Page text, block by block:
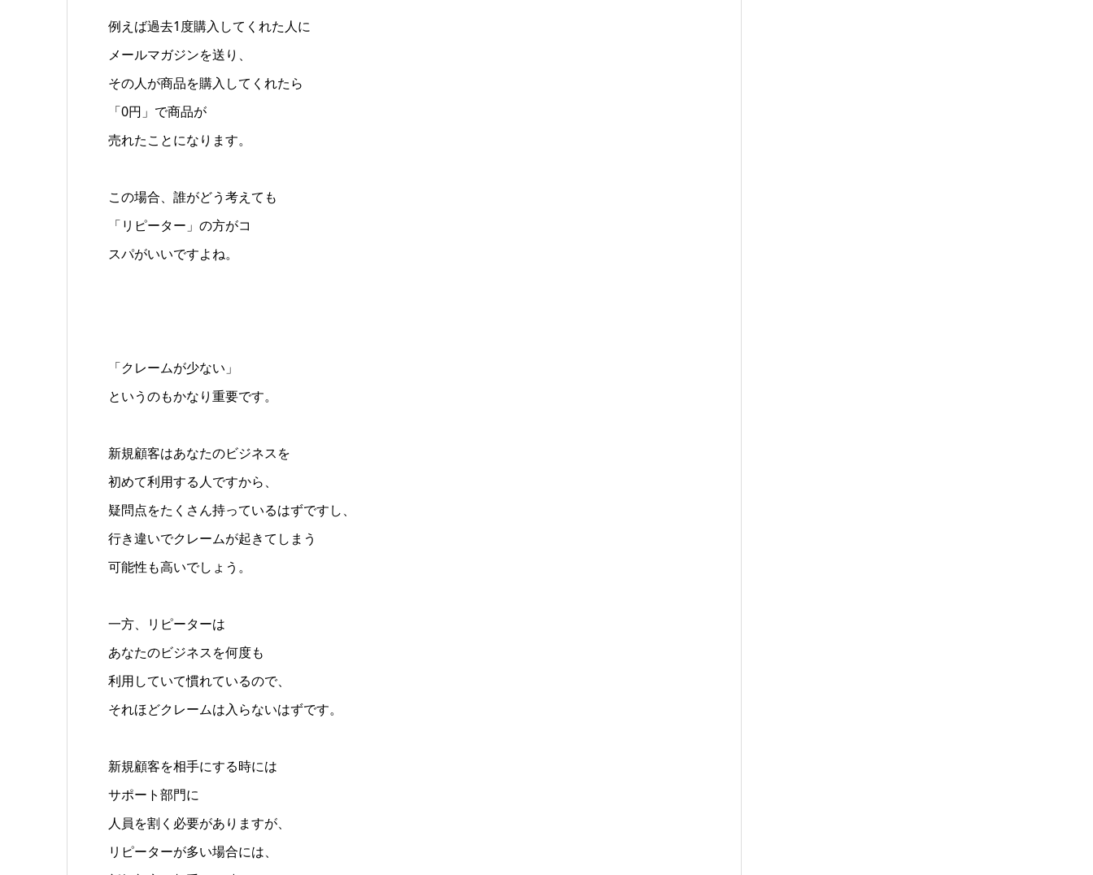
例えば過去1度購入してくれた人に
メールマガジンを送り、
その人が商品を購入してくれたら
「0円」で商品が
売れたことになります。
この場合、誰がどう考えても
「リピーター」の方がコ
スパがいいですよね。
「クレームが少ない」
というのもかなり重要です。
新規顧客はあなたのビジネスを
初めて利用する人ですから、
疑問点をたくさん持っているはずですし、
行き違いでクレームが起きてしまう
可能性も高いでしょう。
一方、リピーターは
あなたのビジネスを何度も
利用していて慣れているので、
それほどクレームは入らないはずです。
新規顧客を相手にする時には
サポート部門に
人員を割く必要がありますが、
リピーターが多い場合には、